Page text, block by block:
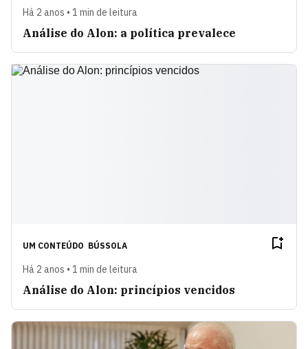
Há 2 anos • 1 min de leitura
Análise do Alon: a política prevalece
UM CONTEÚDO BÚSSOLA
Há 2 anos • 1 min de leitura
Análise do Alon: princípios vencidos